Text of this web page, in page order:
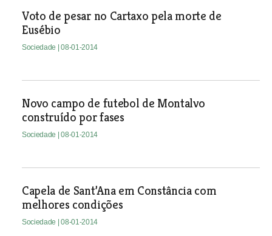
Voto de pesar no Cartaxo pela morte de
Eusébio
Sociedade | 08-01-2014
Novo campo de futebol de Montalvo
construído por fases
Sociedade | 08-01-2014
Capela de Sant’Ana em Constância com
melhores condições
Sociedade | 08-01-2014